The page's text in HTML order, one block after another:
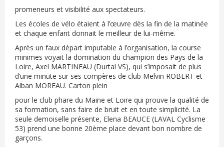
promeneurs et visibilité aux spectateurs.
Les écoles de vélo étaient à l’œuvre dès la fin de la matinée
et chaque enfant donnait le meilleur de lui-même.
Après un faux départ imputable à l’organisation, la course
minimes voyait la domination du champion des Pays de la
Loire, Axel MARTINEAU (Durtal VS), qui s’imposait de plus
d’une minute sur ses compères de club Melvin ROBERT et
Alban MOREAU. Carton plein
pour le club phare du Maine et Loire qui prouve la qualité de
sa formation, sans faire de bruit et en toute simplicité. La
seule demoiselle présente, Elena BEAUCE (LAVAL Cyclisme
53) prend une bonne 20ème place devant bon nombre de
garçons.